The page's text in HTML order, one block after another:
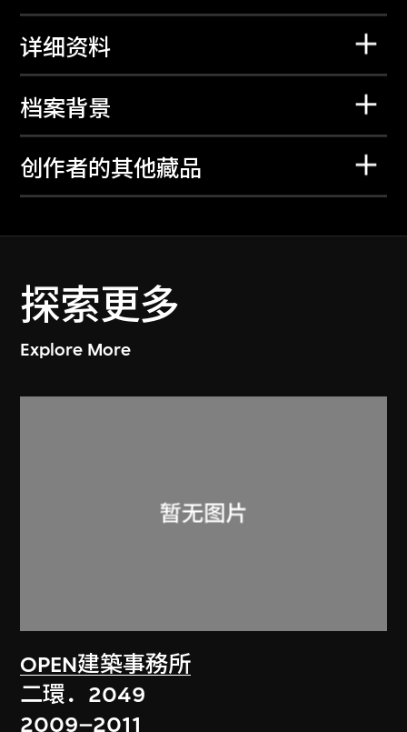
详细资料
档案背景
创作者的其他藏品
探索更多
Explore More
OPEN建築事務所
二環．2049
2009–2011